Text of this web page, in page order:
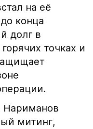
на её
конца
долг в
точках и
Нариманов
митинг,